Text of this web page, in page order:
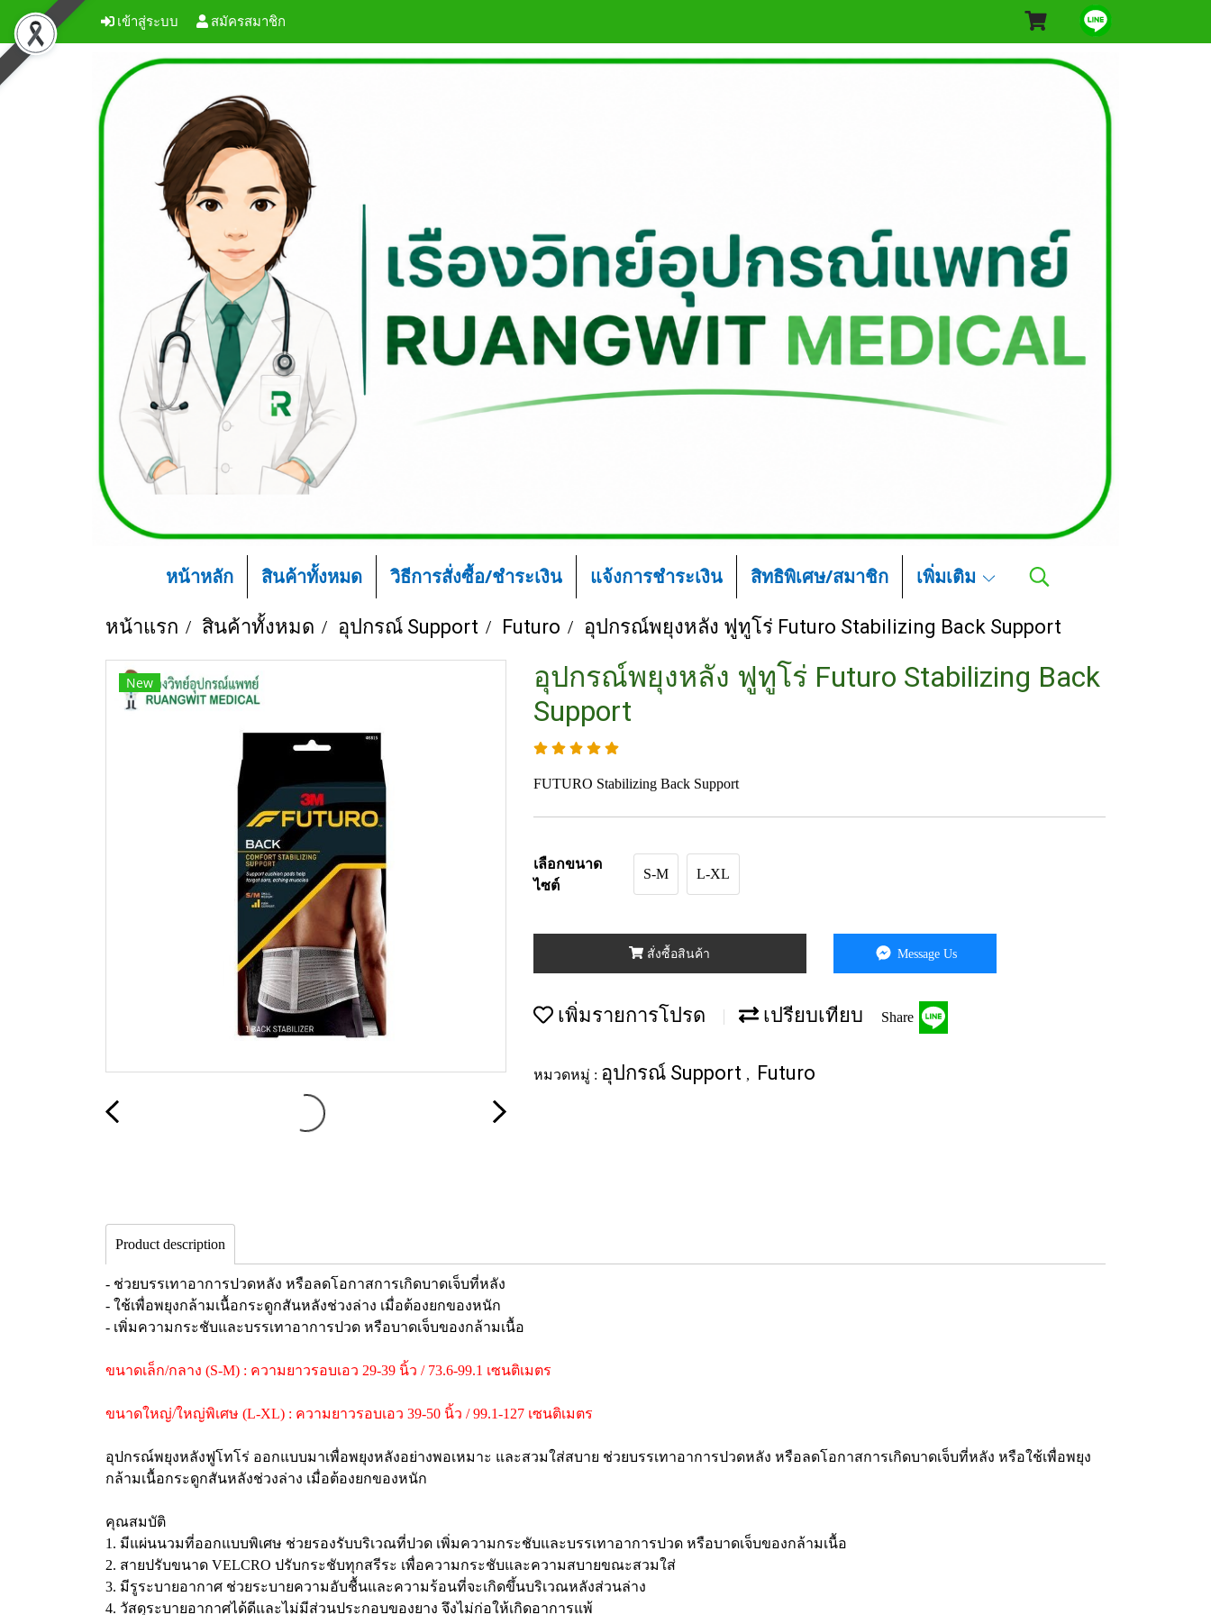
เข้าสู่ระบบ สมัครสมาชิก
หน้าหลัก สินค้าทั้งหมด วิธีการสั่งซื้อ/ชำระเงิน แจ้งการชำระเงิน สิทธิพิเศษ/สมาชิก เพิ่มเติม
หน้าแรก สินค้าทั้งหมด อุปกรณ์ Support Futuro อุปกรณ์พยุงหลัง ฟูทูโร่ Futuro Stabilizing Back Support
New
อุปกรณ์พยุงหลัง ฟูทูโร่ Futuro Stabilizing Back
Support
FUTURO Stabilizing Back Support
เลือกขนาด
ไซต์
S-M L-XL
สั่งซื้อสินค้า Message Us
เพิ่มรายการโปรด เปรียบเทียบ Share
หมวดหมู่ : อุปกรณ์ Support , Futuro
Product description
- ช่วยบรรเทาอาการปวดหลัง หรือลดโอกาสการเกิดบาดเจ็บที่หลัง
- ใช้เพื่อพยุงกล้ามเนื้อกระดูกสันหลังช่วงล่าง เมื่อต้องยกของหนัก
- เพิ่มความกระชับและบรรเทาอาการปวด หรือบาดเจ็บของกล้ามเนื้อ
ขนาดเล็ก/กลาง (S-M) : ความยาวรอบเอว 29-39 นิ้ว / 73.6-99.1 เซนติเมตร
ขนาดใหญ่/ใหญ่พิเศษ (L-XL) : ความยาวรอบเอว 39-50 นิ้ว / 99.1-127 เซนติเมตร
อุปกรณ์พยุงหลังฟูโทโร่ ออกแบบมาเพื่อพยุงหลังอย่างพอเหมาะ และสวมใส่สบาย ช่วยบรรเทาอาการปวดหลัง หรือลดโอกาสการเกิดบาดเจ็บที่หลัง หรือใช้เพื่อพยุง
กล้ามเนื้อกระดูกสันหลังช่วงล่าง เมื่อต้องยกของหนัก
คุณสมบัติ
1. มีแผ่นนวมที่ออกแบบพิเศษ ช่วยรองรับบริเวณที่ปวด เพิ่มความกระชับและบรรเทาอาการปวด หรือบาดเจ็บของกล้ามเนื้อ
2. สายปรับขนาด VELCRO ปรับกระชับทุกสรีระ เพื่อความกระชับและความสบายขณะสวมใส่
3. มีรูระบายอากาศ ช่วยระบายความอับชื้นและความร้อนที่จะเกิดขึ้นบริเวณหลังส่วนล่าง
4. วัสดุระบายอากาศได้ดีและไม่มีส่วนประกอบของยาง จึงไม่ก่อให้เกิดอาการแพ้